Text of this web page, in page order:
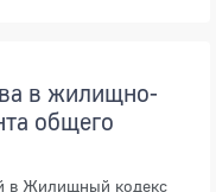
в жилищно-
общего
в Жилищный кодекс